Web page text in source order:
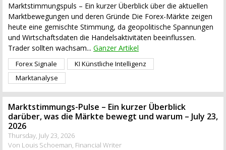
Marktstimmungspuls – Ein kurzer Überblick über die aktuellen
Marktbewegungen und deren Gründe Die Forex-Märkte zeigen
heute eine gemischte Stimmung, da geopolitische Spannungen
und Wirtschaftsdaten die Handelsaktivitäten beeinflussen.
Trader sollten wachsam... Ganzer Artikel
Forex Signale
KI Künstliche Intelligenz
Marktanalyse
Marktstimmungs-Pulse – Ein kurzer Überblick
darüber, was die Märkte bewegt und warum – July 23,
2026
Thursday, July 23, 2026
Von Louis Schoeman, Financial Writer